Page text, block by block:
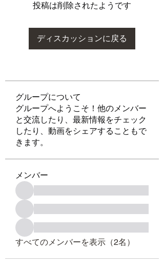
投稿は削除されたようです
ディスカッションに戻る
グループについて
グループへようこそ！他のメンバー
と交流したり、最新情報をチェック
したり、動画をシェアすることもで
きます。
メンバー
すべてのメンバーを表示（2名）